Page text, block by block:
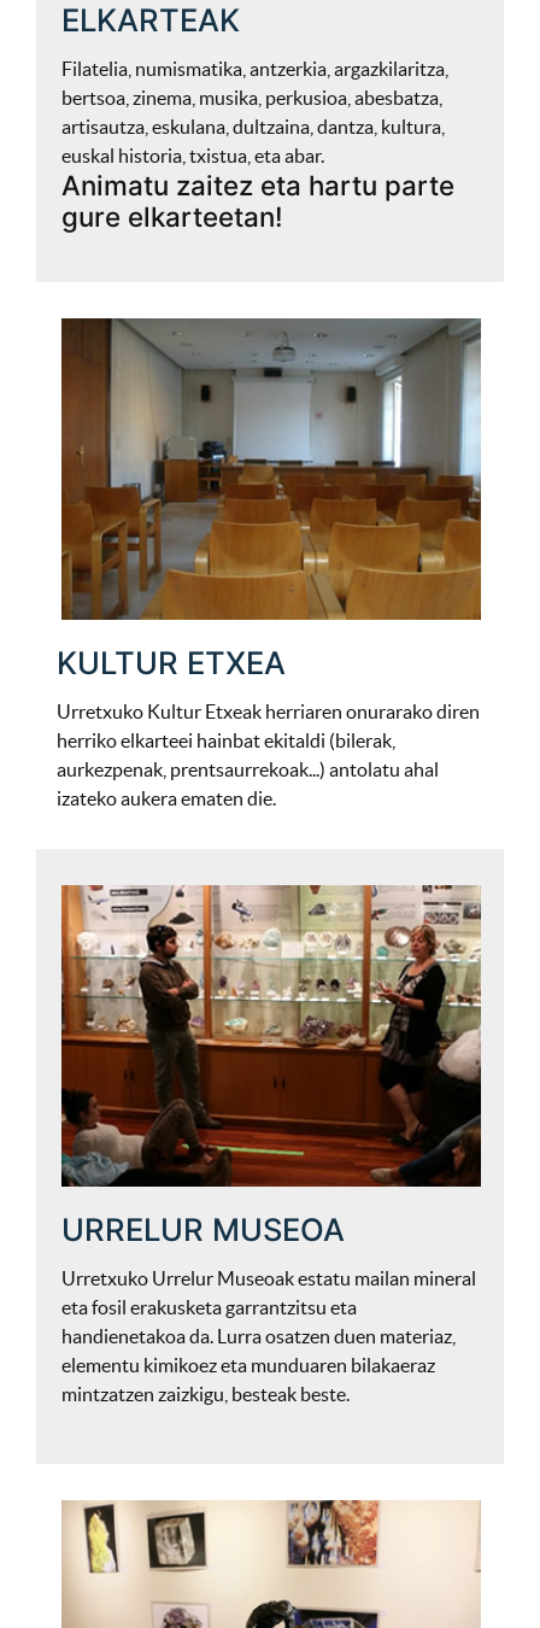
ELKARTEAK
Filatelia, numismatika, antzerkia, argazkilaritza,
bertsoa, zinema, musika, perkusioa, abesbatza,
artisautza, eskulana, dultzaina, dantza, kultura,
euskal historia, txistua, eta abar.
Animatu zaitez eta hartu parte
gure elkarteetan!
KULTUR ETXEA
Urretxuko Kultur Etxeak herriaren onurarako diren
herriko elkarteei hainbat ekitaldi (bilerak,
aurkezpenak, prentsaurrekoak...) antolatu ahal
izateko aukera ematen die.
URRELUR MUSEOA
Urretxuko Urrelur Museoak estatu mailan mineral
eta fosil erakusketa garrantzitsu eta
handienetakoa da. Lurra osatzen duen materiaz,
elementu kimikoez eta munduaren bilakaeraz
mintzatzen zaizkigu, besteak beste.